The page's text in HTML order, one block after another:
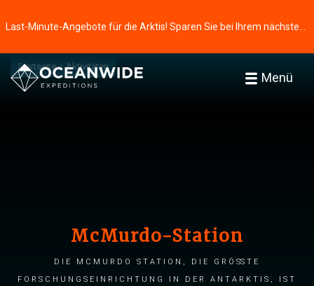
Menü
Startseite Aktivitäten
McMurdo-Station
Die McMurdo Station, die größte
Forschungseinrichtung in der Antarktis, ist